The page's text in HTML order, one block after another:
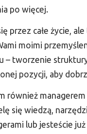
po więcej.
przez całe życie,
moimi
– tworzenie
pozycji, aby
również
się wiedzą,
lub jesteście